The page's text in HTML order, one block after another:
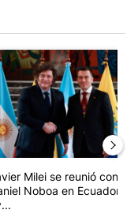
Senado dio media
de tendencia con
Milei se reunió con
Noboa en Ecuador y